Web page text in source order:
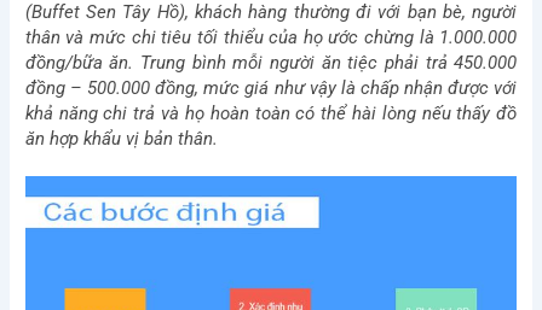
(Buffet Sen Tây Hồ), khách hàng thường đi với bạn bè, người
thân và mức chi tiêu tối thiểu của họ ước chừng là 1.000.000
đồng/bữa ăn. Trung bình mỗi người ăn tiệc phải trả 450.000
đồng – 500.000 đồng, mức giá như vậy là chấp nhận được với
khả năng chi trả và họ hoàn toàn có thể hài lòng nếu thấy đồ
ăn hợp khẩu vị bản thân.